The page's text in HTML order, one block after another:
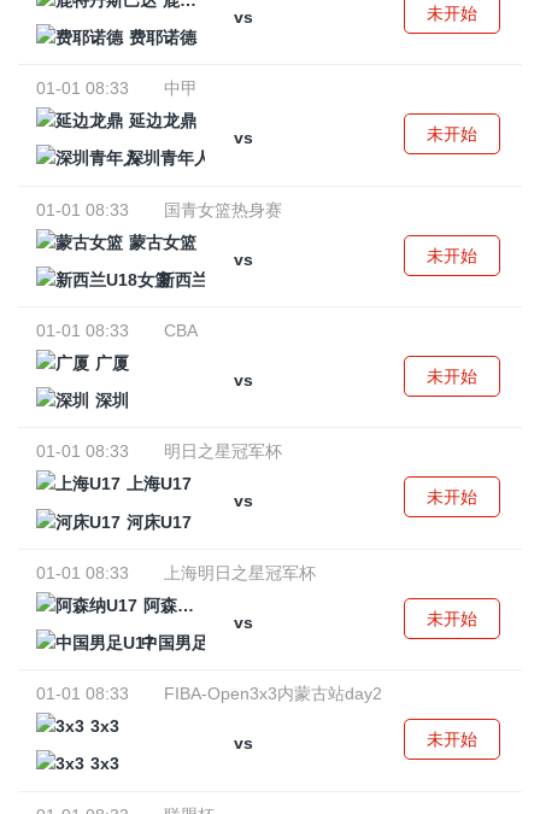
vs
费耶诺德
未开始
01-01 08:33
中甲
延边龙鼎
vs
深圳青年人
未开始
01-01 08:33
国青女篮热身赛
蒙古女篮
vs
新西兰U18女篮
未开始
01-01 08:33
CBA
广厦
vs
深圳
未开始
01-01 08:33
明日之星冠军杯
上海U17
vs
河床U17
未开始
01-01 08:33
上海明日之星冠军杯
阿森纳U17
vs
中国男足U17
未开始
01-01 08:33
FIBA-Open3x3内蒙古站day2
3x3
vs
3x3
未开始